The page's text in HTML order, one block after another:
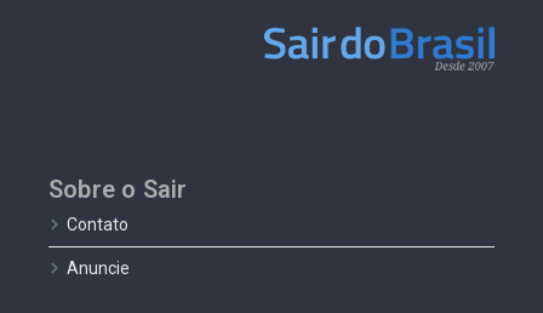
Sobre o Sair
Contato
Anuncie